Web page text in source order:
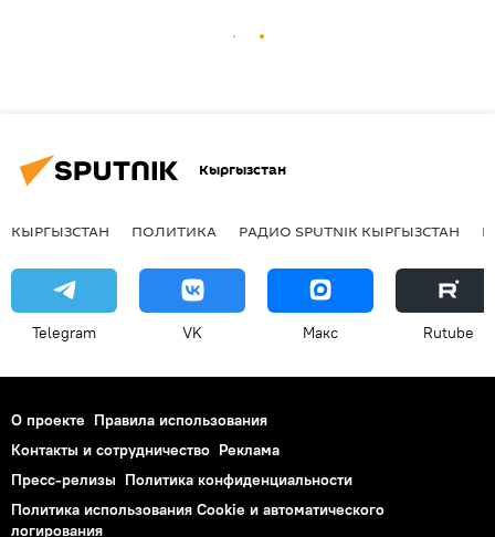
Кыргызстан
КЫРГЫЗСТАН ПОЛИТИКА РАДИО SPUTNIK КЫРГЫЗСТАН
Telegram VK Макс Rutube
О проекте Правила использования
Контакты и сотрудничество Реклама
Пресс-релизы Политика конфиденциальности
Политика использования Cookie и автоматического
логирования